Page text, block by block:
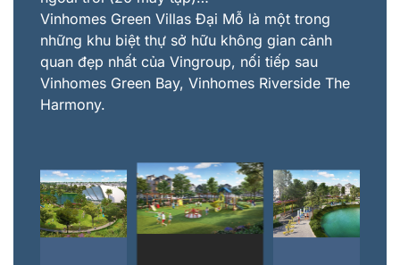
Vinhomes Green Villas Đại Mỗ là một trong
những khu biệt thự sở hữu không gian cảnh
quan đẹp nhất của Vingroup, nối tiếp sau
Vinhomes Green Bay, Vinhomes Riverside The
Harmony.